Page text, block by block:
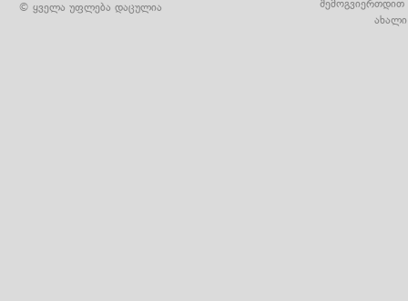
© ყველა უფლება დაცულია
შემოგვიერთდით
ახალი